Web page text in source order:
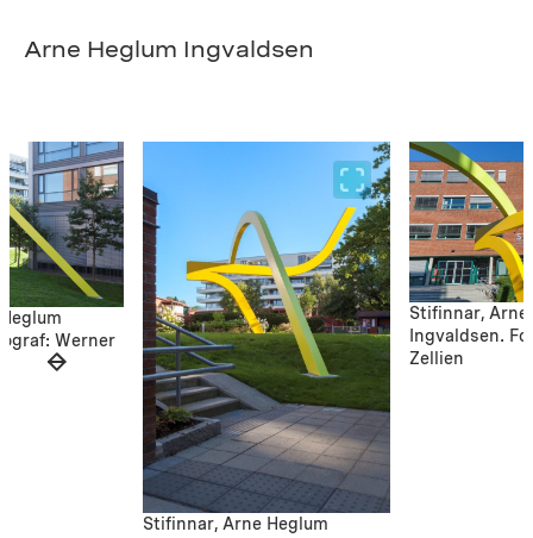
Arne Heglum Ingvaldsen
Werner
Stifinnar, Arne Heglum
Stifinnar, Arne
Ingvaldsen.
Zellien